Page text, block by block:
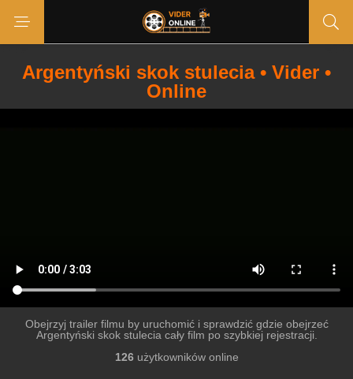
Argentyński skok stulecia • Vider •
Online
Obejrzyj trailer filmu by uruchomić i sprawdzić gdzie obejrzeć
Argentyński skok stulecia cały film po szybkiej rejestracji.
126użytkowników online